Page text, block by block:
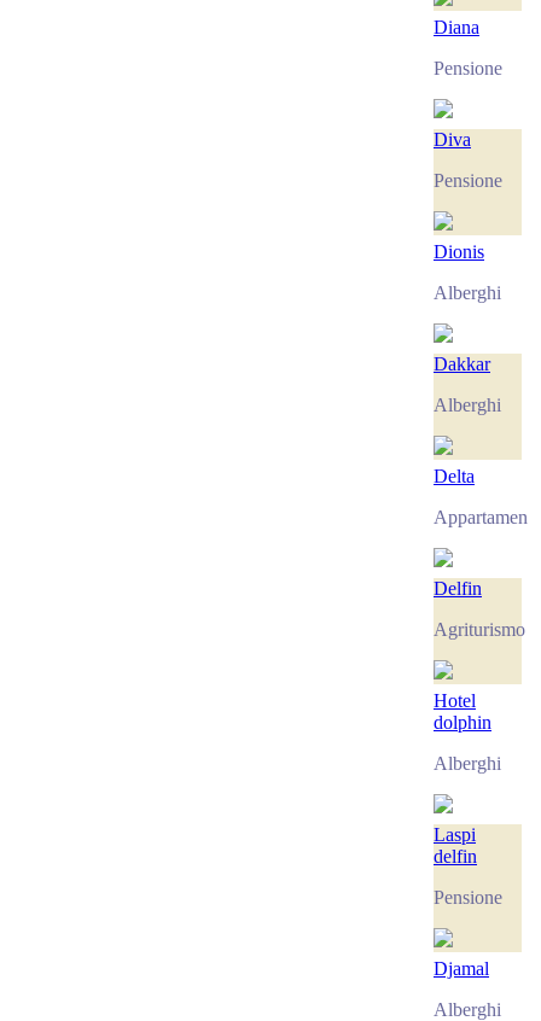
Diana
Pensione
Diva
Pensione
Dionis
Alberghi
Dakkar
Alberghi
Delta
Appartamento
Delfin
Agriturismo
Hotel
dolphin
Alberghi
Laspi
delfin
Pensione
Djamal
Alberghi